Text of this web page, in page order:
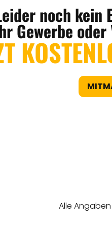
noch kein
Gewerbe